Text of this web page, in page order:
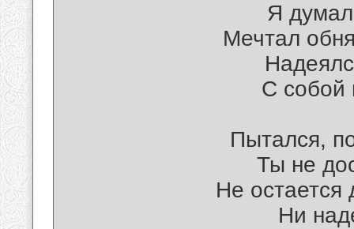
Я думал
Мечтал
С собой
Пытался,
Ты не
Не
Ни